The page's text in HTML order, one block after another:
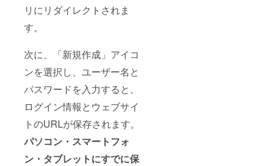
リにリダイレクトされま
す。
次に、「新規作成」アイコ
ンを選択し、ユーザー名と
パスワードを入力すると、
ログイン情報とウェブサイ
トのURLが保存されます。
パソコン・スマートフォ
ン・タブレットにすでに保